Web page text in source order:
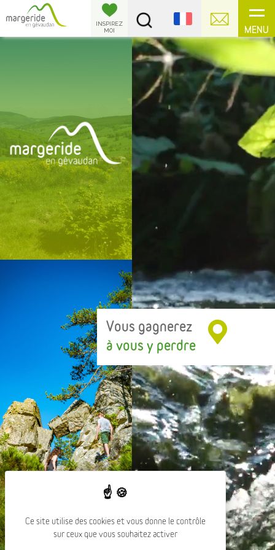
MENU
INSPIREZ
MOI
Vous gagnerez
à vous y perdre
Panneau de gestion des cookies
Ce site utilise des cookies et vous donne le contrôle
sur ceux que vous souhaitez activer